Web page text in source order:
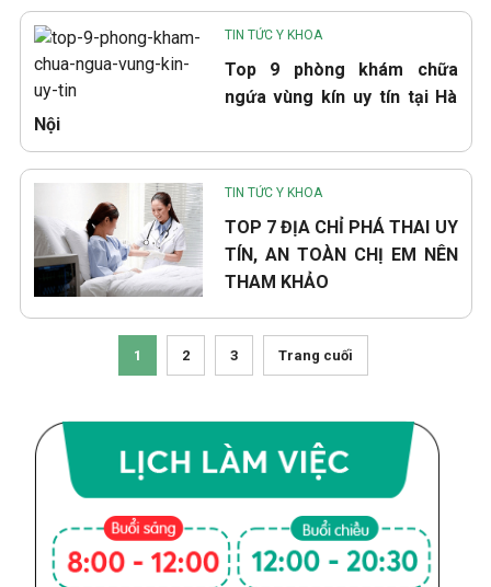
TIN TỨC Y KHOA
Top 9 phòng khám chữa
ngứa vùng kín uy tín tại Hà
Nội
TIN TỨC Y KHOA
TOP 7 ĐỊA CHỈ PHÁ THAI UY
TÍN, AN TOÀN CHỊ EM NÊN
THAM KHẢO
1 2 3 Trang cuối